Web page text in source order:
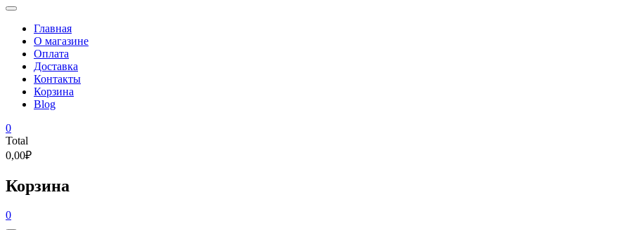
Главная
О магазине
Оплата
Доставка
Контакты
Корзина
Blog
0
Total
0,00₽
Корзина
0